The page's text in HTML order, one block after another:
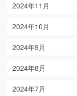
2024年11月
2024年10月
2024年9月
2024年8月
2024年7月